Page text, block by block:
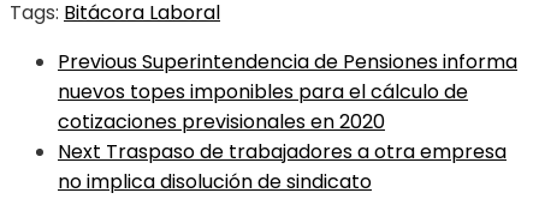
Tags: Bitácora Laboral
PreviousSuperintendencia de Pensiones informa
nuevos topes imponibles para el cálculo de
cotizaciones previsionales en 2020
Next Traspaso de trabajadores a otra empresa
no implica disolución de sindicato